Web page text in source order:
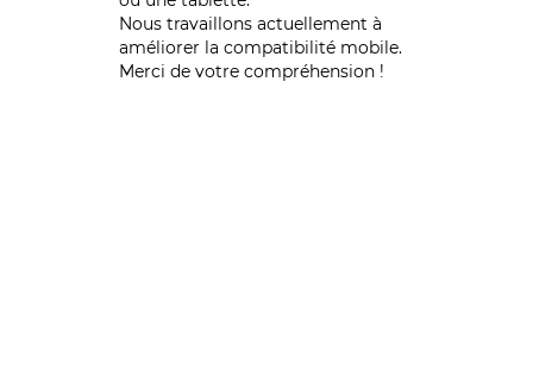
Nous travaillons actuellement à
améliorer la compatibilité mobile.
Merci de votre compréhension !